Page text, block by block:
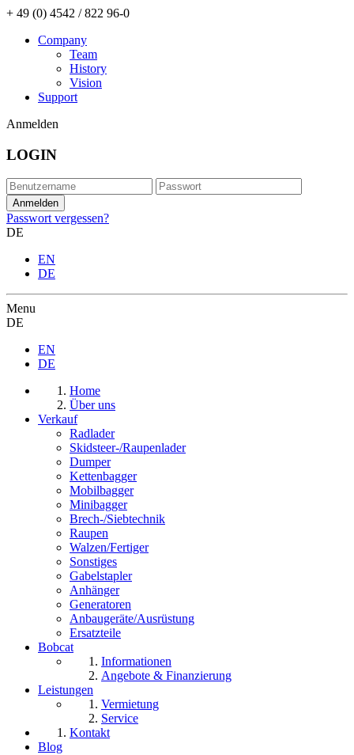
+ 49 (0) 4542 / 822 96-0
Company
Team
History
Vision
Support
Anmelden
LOGIN
Passwort vergessen?
DE
EN
DE
Menu
DE
EN
DE
Home
Über uns
Verkauf
Radlader
Skidsteer-/Raupenlader
Dumper
Kettenbagger
Mobilbagger
Minibagger
Brech-/Siebtechnik
Raupen
Walzen/Fertiger
Sonstiges
Gabelstapler
Anhänger
Generatoren
Anbaugeräte/Ausrüstung
Ersatzteile
Bobcat
Informationen
Angebote & Finanzierung
Leistungen
Vermietung
Service
Kontakt
Blog